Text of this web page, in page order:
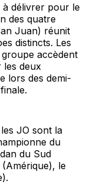
à délivrer pour le
des quatre
Juan) réunit
distincts. Les
accèdent
les deux
lors des demi-
JO sont la
du
du Sud
le